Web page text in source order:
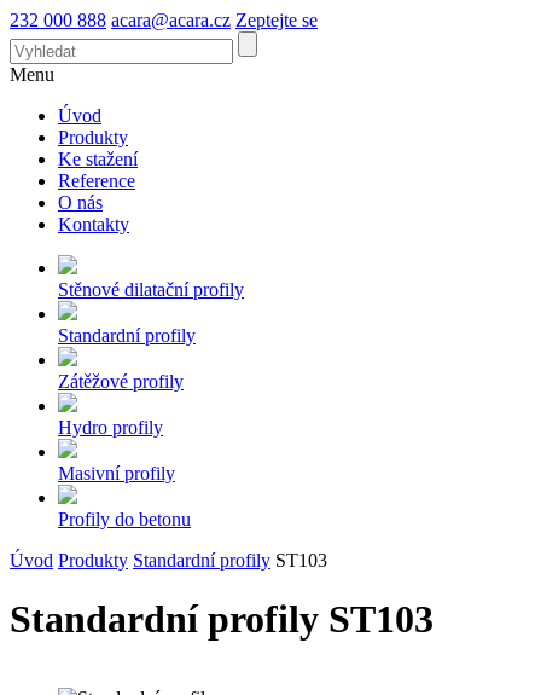
232 000 888 acara@acara.cz Zeptejte se
Menu
Úvod
Produkty
Ke stažení
Reference
O nás
Kontakty
Stěnové dilatační profily
Standardní profily
Zátěžové profily
Hydro profily
Masivní profily
Profily do betonu
Úvod Produkty Standardní profily ST103
Standardní profily ST103